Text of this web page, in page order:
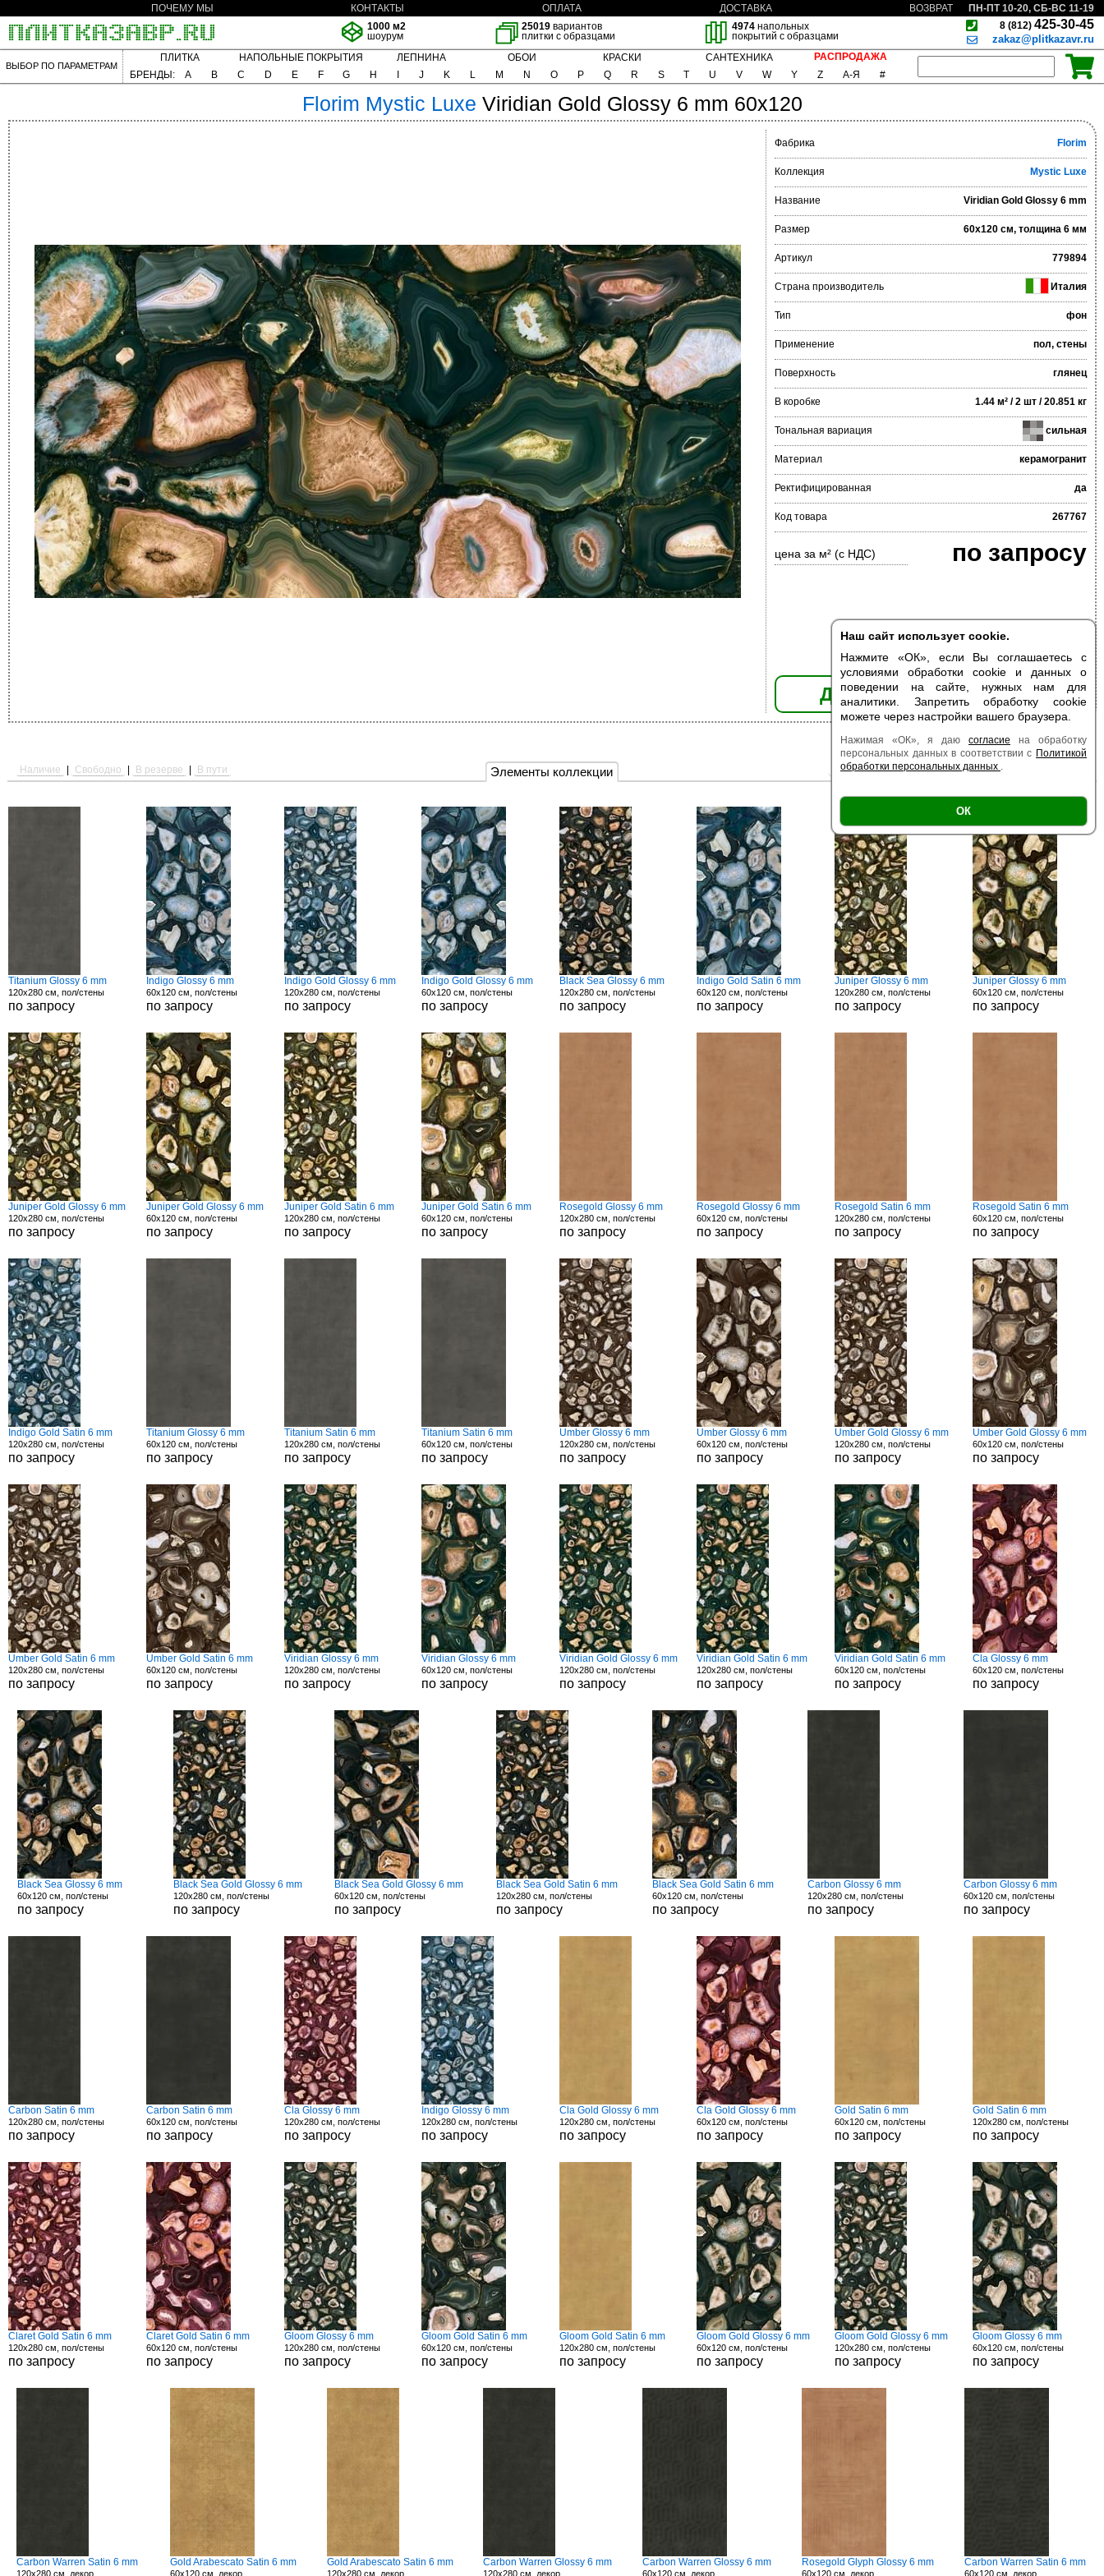
Наш сайт использует cookie.
Нажмите «ОК», если Вы соглашаетесь с
условиями обработки cookie и данных о
поведении на сайте, нужных нам для
аналитики. Запретить обработку cookie
можете через настройки вашего браузера.
Нажимая «ОК», я даю согласие на обработку
персональных данных в соответствии с Политикой
обработки персональных данных .
ОК
ПОЧЕМУ МЫ КОНТАКТЫ ОПЛАТА ДОСТАВКА ВОЗВРАТ
ПН-ПТ 10-20, СБ-ВС 11-19
1000 м2
шоурум
25019 вариантов
плитки с образцами
4974напольных
покрытий с образцами
8 (812) 425-30-45
zakaz@plitkazavr.ru
ВЫБОР ПО ПАРАМЕТРАМ
ПЛИТКА НАПОЛЬНЫЕ ПОКРЫТИЯ ЛЕПНИНА ОБОИ КРАСКИ САНТЕХНИКА
РАСПРОДАЖА
БРЕНДЫ:
A B C D E F G H J K L M N O P Q R S T U V W Y Z А-Я #
Florim Mystic Luxe Viridian Gold Glossy 6 mm 60x120
Фабрика Florim
Коллекция Mystic Luxe
Название Viridian Gold Glossy 6 mm
Размер 60x120 см, толщина 6 мм
Артикул 779894
Страна производитель Италия
Тип фон
Применение пол, стены
Поверхность глянец
В коробке 1.44 м² / 2 шт / 20.851 кг
Тональная вариация сильная
Материал керамогранит
Ректифицированная да
Код товара 267767
цена за м² (с НДС) по запросу
ДОБАВИТЬ В КОРЗИНУ
Элементы коллекции
Наличие Свободно В резерве В пути Есть образец | Поверхность |
Titanium Glossy 6 mm
120x280 см, пол/стены
по запросу
Indigo Glossy 6 mm
60x120 см, пол/стены
по запросу
Indigo Gold Glossy 6 mm
120x280 см, пол/стены
по запросу
Indigo Gold Glossy 6 mm
60x120 см, пол/стены
по запросу
Black Sea Glossy 6 mm
120x280 см, пол/стены
по запросу
Indigo Gold Satin 6 mm
60x120 см, пол/стены
по запросу
Juniper Glossy 6 mm
120x280 см, пол/стены
по запросу
Juniper Glossy 6 mm
60x120 см, пол/стены
по запросу
Juniper Gold Glossy 6 mm
120x280 см, пол/стены
по запросу
Juniper Gold Glossy 6 mm
60x120 см, пол/стены
по запросу
Juniper Gold Satin 6 mm
120x280 см, пол/стены
по запросу
Juniper Gold Satin 6 mm
60x120 см, пол/стены
по запросу
Rosegold Glossy 6 mm
120x280 см, пол/стены
по запросу
Rosegold Glossy 6 mm
60x120 см, пол/стены
по запросу
Rosegold Satin 6 mm
120x280 см, пол/стены
по запросу
Rosegold Satin 6 mm
60x120 см, пол/стены
по запросу
Indigo Gold Satin 6 mm
120x280 см, пол/стены
по запросу
Titanium Glossy 6 mm
60x120 см, пол/стены
по запросу
Titanium Satin 6 mm
120x280 см, пол/стены
по запросу
Titanium Satin 6 mm
60x120 см, пол/стены
по запросу
Umber Glossy 6 mm
120x280 см, пол/стены
по запросу
Umber Glossy 6 mm
60x120 см, пол/стены
по запросу
Umber Gold Glossy 6 mm
120x280 см, пол/стены
по запросу
Umber Gold Glossy 6 mm
60x120 см, пол/стены
по запросу
Umber Gold Satin 6 mm
120x280 см, пол/стены
по запросу
Umber Gold Satin 6 mm
60x120 см, пол/стены
по запросу
Viridian Glossy 6 mm
120x280 см, пол/стены
по запросу
Viridian Glossy 6 mm
60x120 см, пол/стены
по запросу
Viridian Gold Glossy 6 mm
120x280 см, пол/стены
по запросу
Viridian Gold Satin 6 mm
120x280 см, пол/стены
по запросу
Viridian Gold Satin 6 mm
60x120 см, пол/стены
по запросу
Cla Glossy 6 mm
60x120 см, пол/стены
по запросу
Black Sea Glossy 6 mm
60x120 см, пол/стены
по запросу
Black Sea Gold Glossy 6 mm
120x280 см, пол/стены
по запросу
Black Sea Gold Glossy 6 mm
60x120 см, пол/стены
по запросу
Black Sea Gold Satin 6 mm
120x280 см, пол/стены
по запросу
Black Sea Gold Satin 6 mm
60x120 см, пол/стены
по запросу
Carbon Glossy 6 mm
120x280 см, пол/стены
по запросу
Carbon Glossy 6 mm
60x120 см, пол/стены
по запросу
Carbon Satin 6 mm
120x280 см, пол/стены
по запросу
Carbon Satin 6 mm
60x120 см, пол/стены
по запросу
Cla Glossy 6 mm
120x280 см, пол/стены
по запросу
Indigo Glossy 6 mm
120x280 см, пол/стены
по запросу
Cla Gold Glossy 6 mm
120x280 см, пол/стены
по запросу
Cla Gold Glossy 6 mm
60x120 см, пол/стены
по запросу
Gold Satin 6 mm
60x120 см, пол/стены
по запросу
Gold Satin 6 mm
120x280 см, пол/стены
по запросу
Claret Gold Satin 6 mm
120x280 см, пол/стены
по запросу
Claret Gold Satin 6 mm
60x120 см, пол/стены
по запросу
Gloom Glossy 6 mm
120x280 см, пол/стены
по запросу
Gloom Gold Satin 6 mm
60x120 см, пол/стены
по запросу
Gloom Gold Satin 6 mm
120x280 см, пол/стены
по запросу
Gloom Gold Glossy 6 mm
60x120 см, пол/стены
по запросу
Gloom Gold Glossy 6 mm
120x280 см, пол/стены
по запросу
Gloom Glossy 6 mm
60x120 см, пол/стены
по запросу
Carbon Warren Satin 6 mm
120x280 см, декор
Gold Arabescato Satin 6 mm
60x120 см, декор
Gold Arabescato Satin 6 mm
120x280 см, декор
Carbon Warren Glossy 6 mm
120x280 см, декор
Carbon Warren Glossy 6 mm
60x120 см, декор
Rosegold Glyph Glossy 6 mm
60x120 см, декор
Carbon Warren Satin 6 mm
60x120 см, декор